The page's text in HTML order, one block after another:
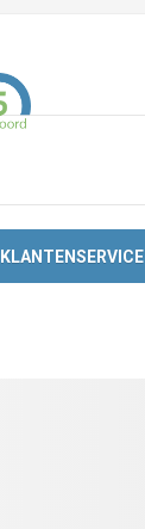
KLANTENSERVICE